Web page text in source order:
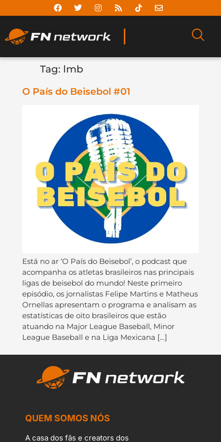
Tag: lmb
O País do Beisebol #01
Está no ar ‘O País do Beisebol’, o podcast que
acompanha os atletas brasileiros nas principais
ligas de beisebol do mundo! Neste primeiro
episódio, os jornalistas Felipe Martins e Matheus
Ornellas apresentam o programa e analisam as
estatísticas de oito brasileiros que estão
atuando na Major League Baseball, Minor
League Baseball e na Liga Mexicana […]
QUEM SOMOS NÓS
A casa dos fãs e creators dos